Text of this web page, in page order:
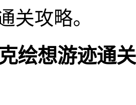
关攻略。
绘想游迹通